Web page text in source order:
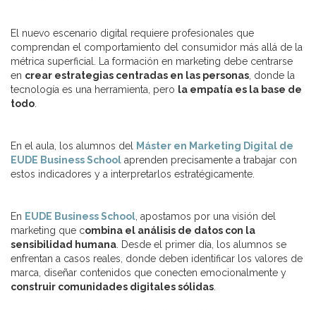
El nuevo escenario digital requiere profesionales que
comprendan el comportamiento del consumidor más allá de la
métrica superficial. La formación en marketing debe centrarse
en crear estrategias centradas en las personas , donde la
tecnología es una herramienta, pero la empatía es la base de
todo
En el aula, los alumnos del
Máster en Marketing Digital de
EUDE Business School aprenden precisamente a trabajar con
estos indicadores y a interpretarlos estratégicamente.
En EUDE Business School , apostamos por una visión del
marketing que combina el análisis de datos con la
sensibilidad humana . Desde el primer día, los alumnos se
enfrentan a casos reales, donde deben identificar los valores de
marca, diseñar contenidos que conecten emocionalmente y
construir comunidades digitales sólidas